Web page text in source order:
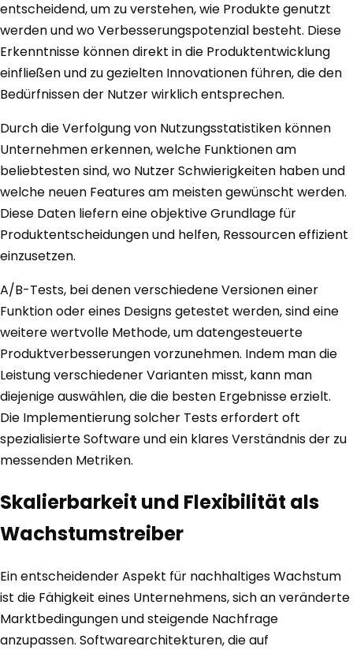
entscheidend, um zu verstehen, wie Produkte genutzt
werden und wo Verbesserungspotenzial besteht. Diese
Erkenntnisse können direkt in die Produktentwicklung
einfließen und zu gezielten Innovationen führen, die den
Bedürfnissen der Nutzer wirklich entsprechen.
Durch die Verfolgung von Nutzungsstatistiken können
Unternehmen erkennen, welche Funktionen am
beliebtesten sind, wo Nutzer Schwierigkeiten haben und
welche neuen Features am meisten gewünscht werden.
Diese Daten liefern eine objektive Grundlage für
Produktentscheidungen und helfen, Ressourcen effizient
einzusetzen.
A/B-Tests, bei denen verschiedene Versionen einer
Funktion oder eines Designs getestet werden, sind eine
weitere wertvolle Methode, um datengesteuerte
Produktverbesserungen vorzunehmen. Indem man die
Leistung verschiedener Varianten misst, kann man
diejenige auswählen, die die besten Ergebnisse erzielt.
Die Implementierung solcher Tests erfordert oft
spezialisierte Software und ein klares Verständnis der zu
messenden Metriken.
Skalierbarkeit und Flexibilität als
Wachstumstreiber
Ein entscheidender Aspekt für nachhaltiges Wachstum
ist die Fähigkeit eines Unternehmens, sich an veränderte
Marktbedingungen und steigende Nachfrage
anzupassen. Softwarearchitekturen, die auf